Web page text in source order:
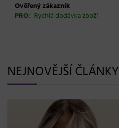
Ověřený zákazník
PRO: Rychlá dodávka zboží
NEJNOVĚJŠÍ ČLÁNKY